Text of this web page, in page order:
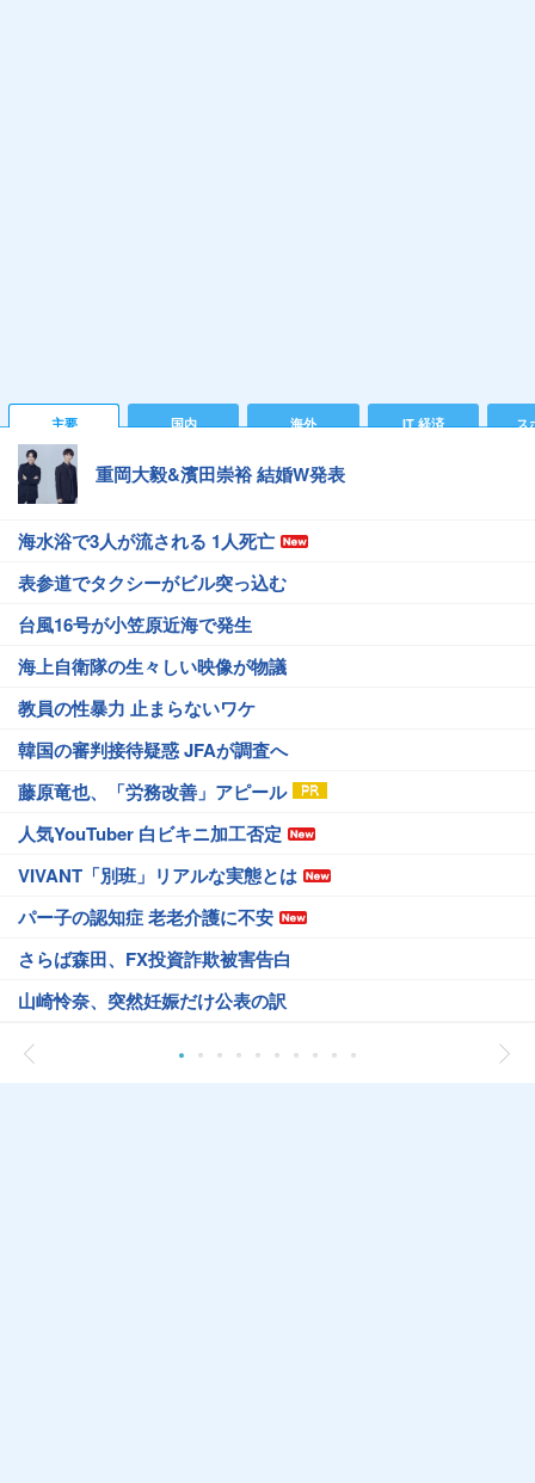
主要 国内 海外 IT 経済 ス
重岡大毅&濱田崇裕 結婚W発表
海水浴で3人が流される 1人死亡
表参道でタクシーがビル突っ込む
台風16号が小笠原近海で発生
海上自衛隊の生々しい映像が物議
教員の性暴力 止まらないワケ
韓国の審判接待疑惑 JFAが調査へ
藤原竜也、「労務改善」アピール
人気YouTuber 白ビキニ加工否定
VIVANT「別班」リアルな実態とは
パー子の認知症 老老介護に不安
さらば森田、FX投資詐欺被害告白
山崎怜奈、突然妊娠だけ公表の訳